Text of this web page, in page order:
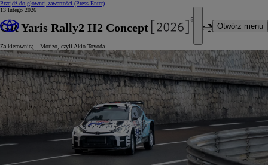
Przejdź do głównej zawartości (Press Enter)
Otwórz menu
13 lutego 2026
GR Yaris Rally2 H2 Concept na torze w Monako
Za kierownicą – Morizo, czyli Akio Toyoda